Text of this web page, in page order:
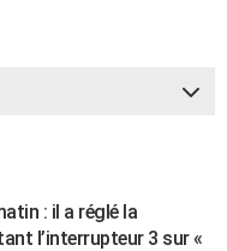
: il a réglé la
l’interrupteur 3 sur «